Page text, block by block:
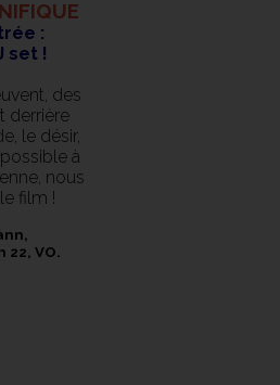
:
set !
des
derrière
le désir,
à
nous
film !
22, VO.